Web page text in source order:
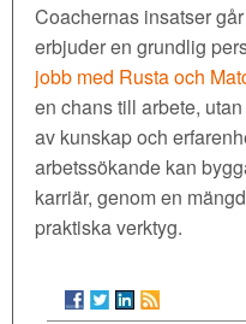
Coachernas insatser
erbjuder en grundlig
jobb med Rusta och
en chans till arbete,
av kunskap och
arbetssökande kan
karriär, genom en
praktiska verktyg.